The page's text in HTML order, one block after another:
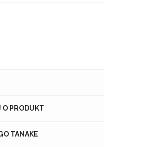
O PRODUKT
TANAKE